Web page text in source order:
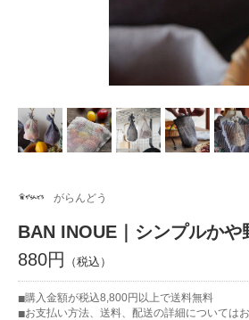
がらんどう
BAN INOUE｜シンプルかや
880円
購入金額が税込8,800円以上で送料無料
お支払い方法、送料、配送の詳細については